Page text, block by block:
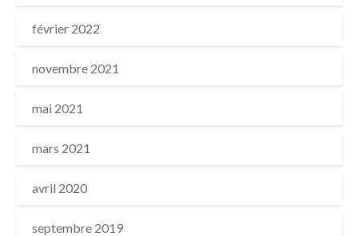
février 2022
novembre 2021
mai 2021
mars 2021
avril 2020
septembre 2019